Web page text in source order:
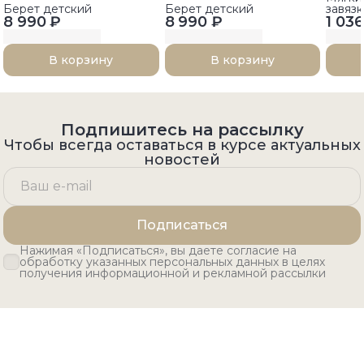
8 990 ₽
Берет детский
В корзину
8 990 ₽
Берет детский
В корзину
1
Подпишитесь на рассылку
Чтобы всегда оставаться в курсе актуальных
новостей
Подписаться
Нажимая «Подписаться», вы даете согласие на
обработку указанных персональных данных в целях
получения информационной и рекламной рассылки